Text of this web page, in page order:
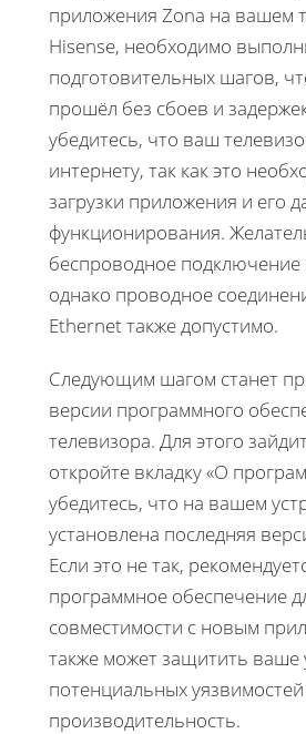
приложения Zona на вашем
Hisense, необходимо
подготовительных шагов,
прошёл без сбоев и
убедитесь, что ваш
интернету, так как это
загрузки приложения и его
функционирования.
беспроводное подключение
однако проводное
Ethernet также допустимо.
Следующим шагом станет
версии программного
телевизора. Для этого
откройте вкладку «О
убедитесь, что на вашем
установлена последняя
Если это не так,
программное обеспечение
совместимости с новым
также может защитить ваше
потенциальных
производительность.